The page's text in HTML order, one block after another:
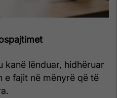
kanë lënduar, hidhëruar
e fajit në mënyrë që të